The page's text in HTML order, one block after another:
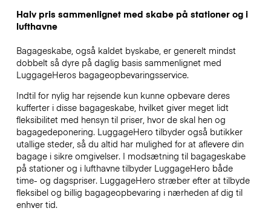
Halv pris sammenlignet med skabe på stationer og i
lufthavne
Bagageskabe, også kaldet byskabe, er generelt mindst
dobbelt så dyre på daglig basis sammenlignet med
LuggageHeros bagageopbevaringsservice.
Indtil for nylig har rejsende kun kunne opbevare deres
kufferter i disse bagageskabe, hvilket giver meget lidt
fleksibilitet med hensyn til priser, hvor de skal hen og
bagagedeponering. LuggageHero tilbyder også butikker
utallige steder, så du altid har mulighed for at aflevere din
bagage i sikre omgivelser. I modsætning til bagageskabe
på stationer og i lufthavne tilbyder LuggageHero både
time- og dagspriser. LuggageHero stræber efter at tilbyde
fleksibel og billig bagageopbevaring i nærheden af dig til
enhver tid.